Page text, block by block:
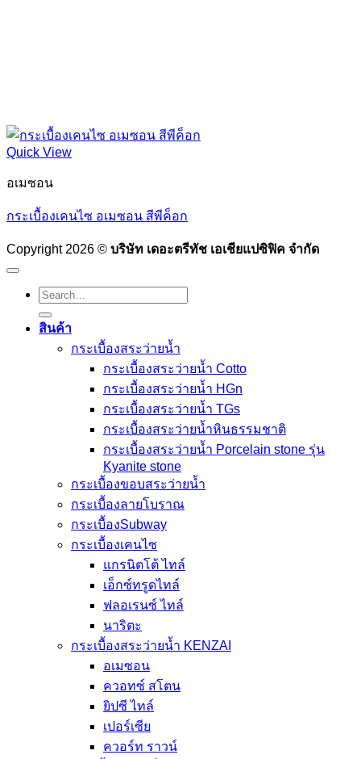
Quick View
อเมซอน
กระเบื้องเคนไซ อเมซอน สีพีค็อก
Copyright 2026 © บริษัท เดอะตรีทัช เอเชียแปซิฟิค จำกัด
Search
for:
สินค้า
กระเบื้องสระว่ายนํ้า
กระเบื้องสระว่ายน้ำ Cotto
กระเบื้องสระว่ายน้ำ HGn
กระเบื้องสระว่ายน้ำ TGs
กระเบื้องสระว่ายน้ำหินธรรมชาติ
กระเบื้องสระว่ายนํ้า Porcelain stone รุ่น
Kyanite stone
กระเบื้องขอบสระว่ายน้ำ
กระเบื้องลายโบราณ
กระเบื้องSubway
กระเบื้องเคนไซ
แกรนิตโต้ ไทล์
เอ็กซ์ทรูดไทล์
ฟลอเรนซ์ ไทล์
นาริตะ
กระเบื้องสระว่ายน้ำ KENZAI
อเมซอน
ควอทซ์ สโตน
ยิปซี ไทล์
เปอร์เซีย
ควอร์ท ราวน์